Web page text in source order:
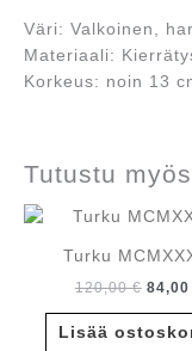
määrä
Väri: Valkoinen,
Materiaali:
Korkeus: noin 13
Tutustu myös
Turku
120,00€
oli:
84,00
Lisää